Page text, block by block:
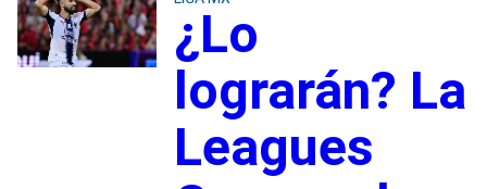
¿Lo
lograrán? La
Leagues